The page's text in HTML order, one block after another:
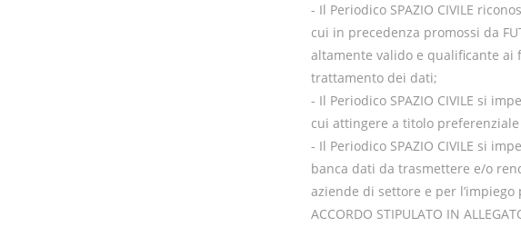
- Il Periodico SPAZIO CIVILE
cui in precedenza promossi da
altamente valido e qualificante ai
trattamento dei dati;
- Il Periodico SPAZIO CIVILE si
cui attingere a titolo
- Il Periodico SPAZIO CIVILE si
banca dati da trasmettere e/o
aziende di settore e per
ACCORDO STIPULATO IN